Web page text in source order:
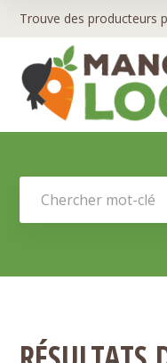
Trouve des producteurs